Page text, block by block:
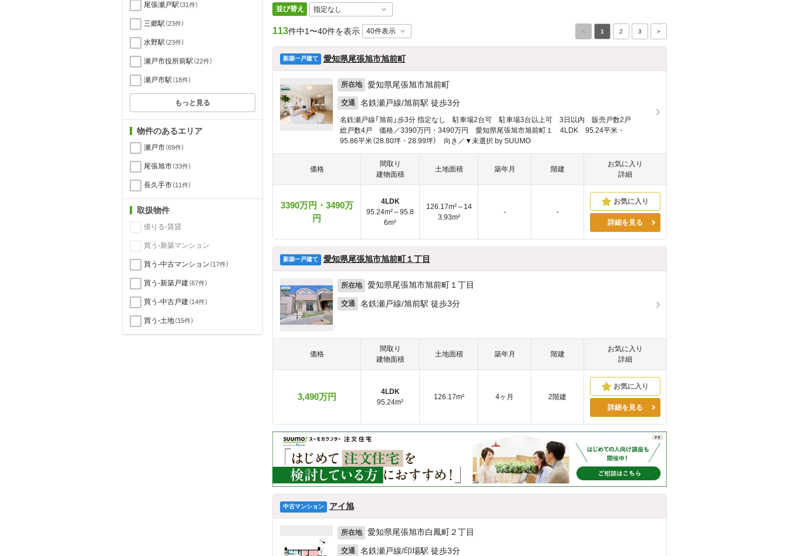
並び替え
113件中1〜40件を表示 < 1 2 3 >
新築一戸建て 愛知県尾張旭市旭前町
所在地 愛知県尾張旭市旭前町
交通 名鉄瀬戸線/旭前駅 徒歩3分
名鉄瀬戸線「旭前」歩3分 指定なし 駐車場2台可 駐車場3台以上可 3日以内 販売戸数2戸
総戸数4戸 価格／3390万円・3490万円 愛知県尾張旭市旭前町１ 4LDK 95.24平米・
95.86平米（28.80坪・28.99坪） 向き／▼未選択 by SUUMO
価格
間取り
建物面積
土地面積 築年月 階建
お気に入り
詳細
3390万円・3490万
円
4LDK
95.24m²～95.8
6m²
126.17m²～14
3.93m²
-
-
詳細を見る
新築一戸建て 愛知県尾張旭市旭前町１丁目
所在地 愛知県尾張旭市旭前町１丁目
交通 名鉄瀬戸線/旭前駅 徒歩3分
価格
間取り
建物面積
土地面積 築年月 階建
お気に入り
詳細
3,490万円
4LDK
95.24m²
126.17m² 4ヶ月
2階建
詳細を見る
中古マンション アイ旭
所在地 愛知県尾張旭市白鳳町２丁目
交通 名鉄瀬戸線/印場駅 徒歩3分
尾張瀬戸駅 （31件）
三郷駅 （23件）
水野駅 （23件）
瀬戸市役所前駅 （22件）
瀬戸市駅 （18件）
もっと見る
物件のあるエリア
瀬戸市（69件）
尾張旭市（33件）
長久手市（11件）
取扱物件
借りる-賃貸
買う-新築マンション
買う-中古マンション （17件）
買う-新築戸建（67件）
買う-中古戸建（14件）
買う-土地（15件）